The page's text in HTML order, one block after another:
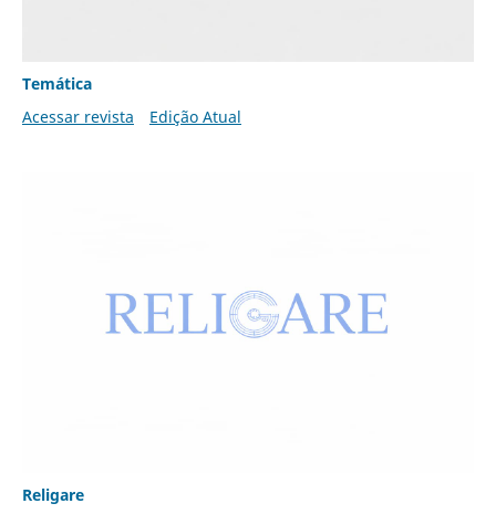
Temática
Acessar revista
Edição Atual
Religare